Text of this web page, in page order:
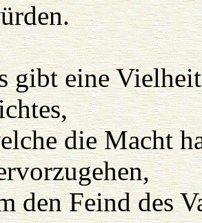
gibt eine
die Macht
den Feind des